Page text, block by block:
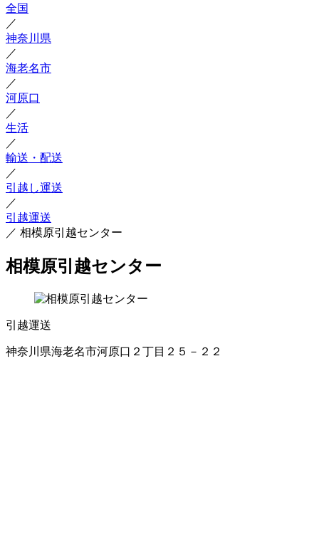
全国
／
神奈川県
／
海老名市
／
河原口
／
生活
／
輸送・配送
／
引越し運送
／
引越運送
／ 相模原引越センター
相模原引越センター
引越運送
神奈川県海老名市河原口２丁目２５－２２